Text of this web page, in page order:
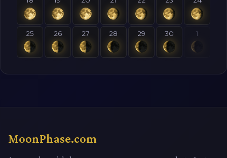
25 26 27 28 29 30 1
MoonPhase.com